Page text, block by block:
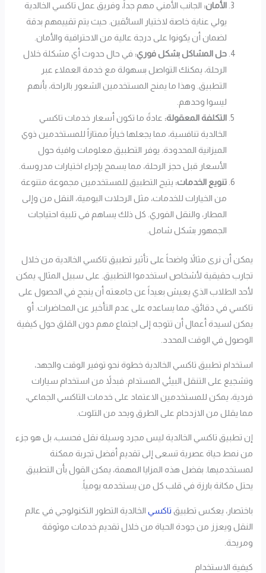
الأمان: الجانب الأمني مهم جداً، وفريق عمل تاكسي الخالدية
يولي عناية خاصة لاختيار السائقين. حيث يتم تقييمهم بدقة
لضمان أن يكونوا على درجة عالية من الاحترافية والأمان.
حل المشاكل بشكل فوري: في حال حدوث أي مشكلة خلال
الرحلة، يمكنك التواصل بسهولة مع خدمة العملاء عبر
التطبيق. وهذا ما يمنح المستخدمين الشعور بالراحة، بأنهم
ليسوا وحدهم.
التكلفة المعقولة: عادةً ما تكون أسعار خدمات تاكسي
الخالدية تنافسية، مما يجعلها خياراً ممتازاً للمستخدمين ذوي
الميزانية المحدودة. يوفر التطبيق معلومات وافية حول
الأسعار قبل حجز الرحلة، مما يسمح بإجراء اختيارات مدروسة.
تنويع الخدمات: يتيح التطبيق للمستخدمين مجموعة متنوعة
من الخيارات للخدمات، مثل الرحلات اليومية، النقل من وإلى
المطار، والنقل الفوري. كل ذلك يساهم في تلبية احتياجات
الجمهور بشكل شامل.
يمكن أن نرى مثالاً واضحاً على تأثير تطبيق تاكسي الخالدية من خلال
تجارب حقيقية لأشخاص استخدموا التطبيق. على سبيل المثال، يمكن
لأحد الطلاب الذي يعيش بعيداً عن جامعته أن ينجح في الحصول على
تاكسي في دقائق، مما يساعده على عدم التأخير عن المحاضرات. أو
يمكن لسيدة أعمال أن تتوجه إلى اجتماع مهم دون القلق حول كيفية
الوصول في الوقت المحدد.
استخدام تطبيق تاكسي الخالدية خطوة نحو توفير الوقت والجهد،
وتشجيع على التنقل البيئي المستدام. فبدلاً من استخدام سيارات
فردية، يمكن للمستخدمين الاعتماد على خدمات التاكسي الجماعي،
مما يقلل من الازدحام على الطرق ويحد من التلوث.
إن تطبيق تاكسي الخالدية ليس مجرد وسيلة نقل فحسب، بل هو جزء
من نمط حياة عصرية تسعى إلى تقديم أفضل تجربة ممكنة
لمستخدميها. بفضل هذه المزايا المهمة، يمكن القول بأن التطبيق
يحتل مكانة بارزة في قلب كل من يستخدمه يومياً.
باختصار، يعكس تطبيق تاكسي الخالدية التطور التكنولوجي في عالم
النقل ويعزز من جودة الحياة من خلال تقديم خدمات موثوقة
ومريحة.
كيفية الاستخدام